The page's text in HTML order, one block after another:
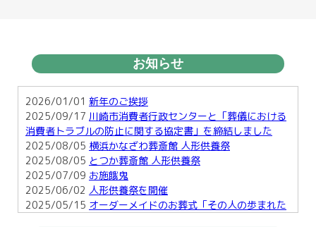
お知らせ
2026/01/01 新年のご挨拶
2025/09/17 川崎市消費者行政センターと「葬儀における
消費者トラブルの防止に関する協定書」を締結しました
2025/08/05 横浜かなざわ葬斎館 人形供養祭
2025/08/05 とつか葬斎館 人形供養祭
2025/07/09 お施餓鬼
2025/06/02 人形供養祭を開催
2025/05/15 オーダーメイドのお葬式「その人の歩まれた